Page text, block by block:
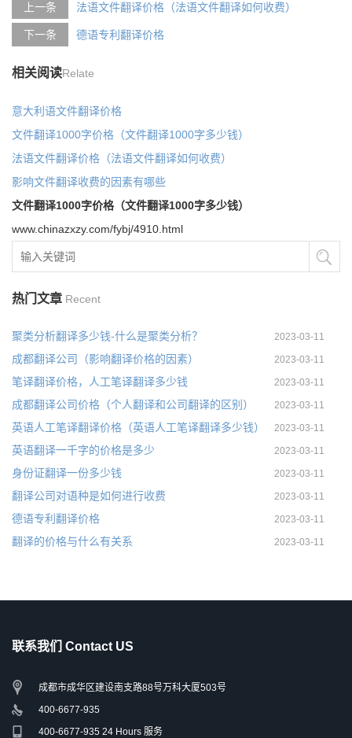
上一条 法语文件翻译价格（法语文件翻译如何收费）
下一条 德语专利翻译价格
相关阅读Relate
意大利语文件翻译价格
文件翻译1000字价格（文件翻译1000字多少钱）
法语文件翻译价格（法语文件翻译如何收费）
影响文件翻译收费的因素有哪些
文件翻译1000字价格（文件翻译1000字多少钱）
www.chinazxzy.com/fybj/4910.html
热门文章 Recent
聚类分析翻译多少钱-什么是聚类分析？ 2023-03-11
成都翻译公司（影响翻译价格的因素） 2023-03-11
笔译翻译价格，人工笔译翻译多少钱 2023-03-11
成都翻译公司价格（个人翻译和公司翻译的区别） 2023-03-11
英语人工笔译翻译价格（英语人工笔译翻译多少钱） 2023-03-11
英语翻译一千字的价格是多少 2023-03-11
身份证翻译一份多少钱 2023-03-11
翻译公司对语种是如何进行收费 2023-03-11
德语专利翻译价格 2023-03-11
翻译的价格与什么有关系 2023-03-11
联系我们 Contact US
成都市成华区建设南支路88号万科大厦503号
400-6677-935
400-6677-935 24 Hours 服务